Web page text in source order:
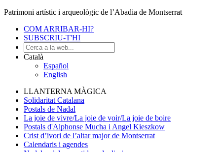
Patrimoni artístic i arqueològic de l’Abadia de Montserrat
COM ARRIBAR-HI?
SUBSCRIU-T'HI
Català
Español
English
LLANTERNA MÀGICA
Solidaritat Catalana
Postals de Nadal
La joie de vivre/La joie de voir/La joie de boire
Postals d'Alphonse Mucha i Angel Kieszkow
Crist d’ivori de l’altar major de Montserrat
Calendaris i agendes